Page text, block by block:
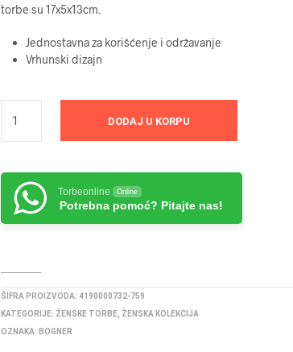
torbe su 17x5x13cm.
Jednostavna za korišćenje i održavanje
Vrhunski dizajn
DODAJ U KORPU
Torbeonline Online
Potrebna pomoć? Pitajte nas!
ŠIFRA PROIZVODA: 4190000732-759
KATEGORIJE: ŽENSKE TORBE ŽENSKA KOLEKCIJA
OZNAKA: BOGNER